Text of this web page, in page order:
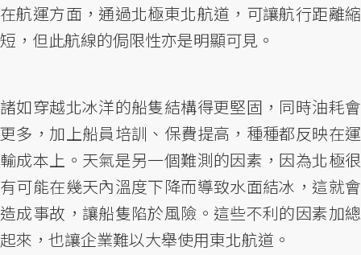
在航運方面，通過北極東北航道，可讓航行距離縮
短，但此航線的侷限性亦是明顯可見。
諸如穿越北冰洋的船隻結構得更堅固，同時油耗會
更多，加上船員培訓、保費提高，種種都反映在運
輸成本上。天氣是另一個難測的因素，因為北極很
有可能在幾天內溫度下降而導致水面結冰，這就會
造成事故，讓船隻陷於風險。這些不利的因素加總
起來，也讓企業難以大舉使用東北航道。